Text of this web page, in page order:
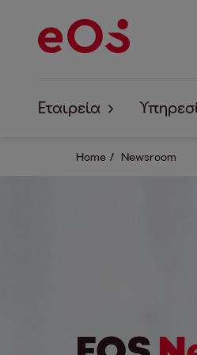
Εταιρεία
Σχετικά με την
Home Newsroom